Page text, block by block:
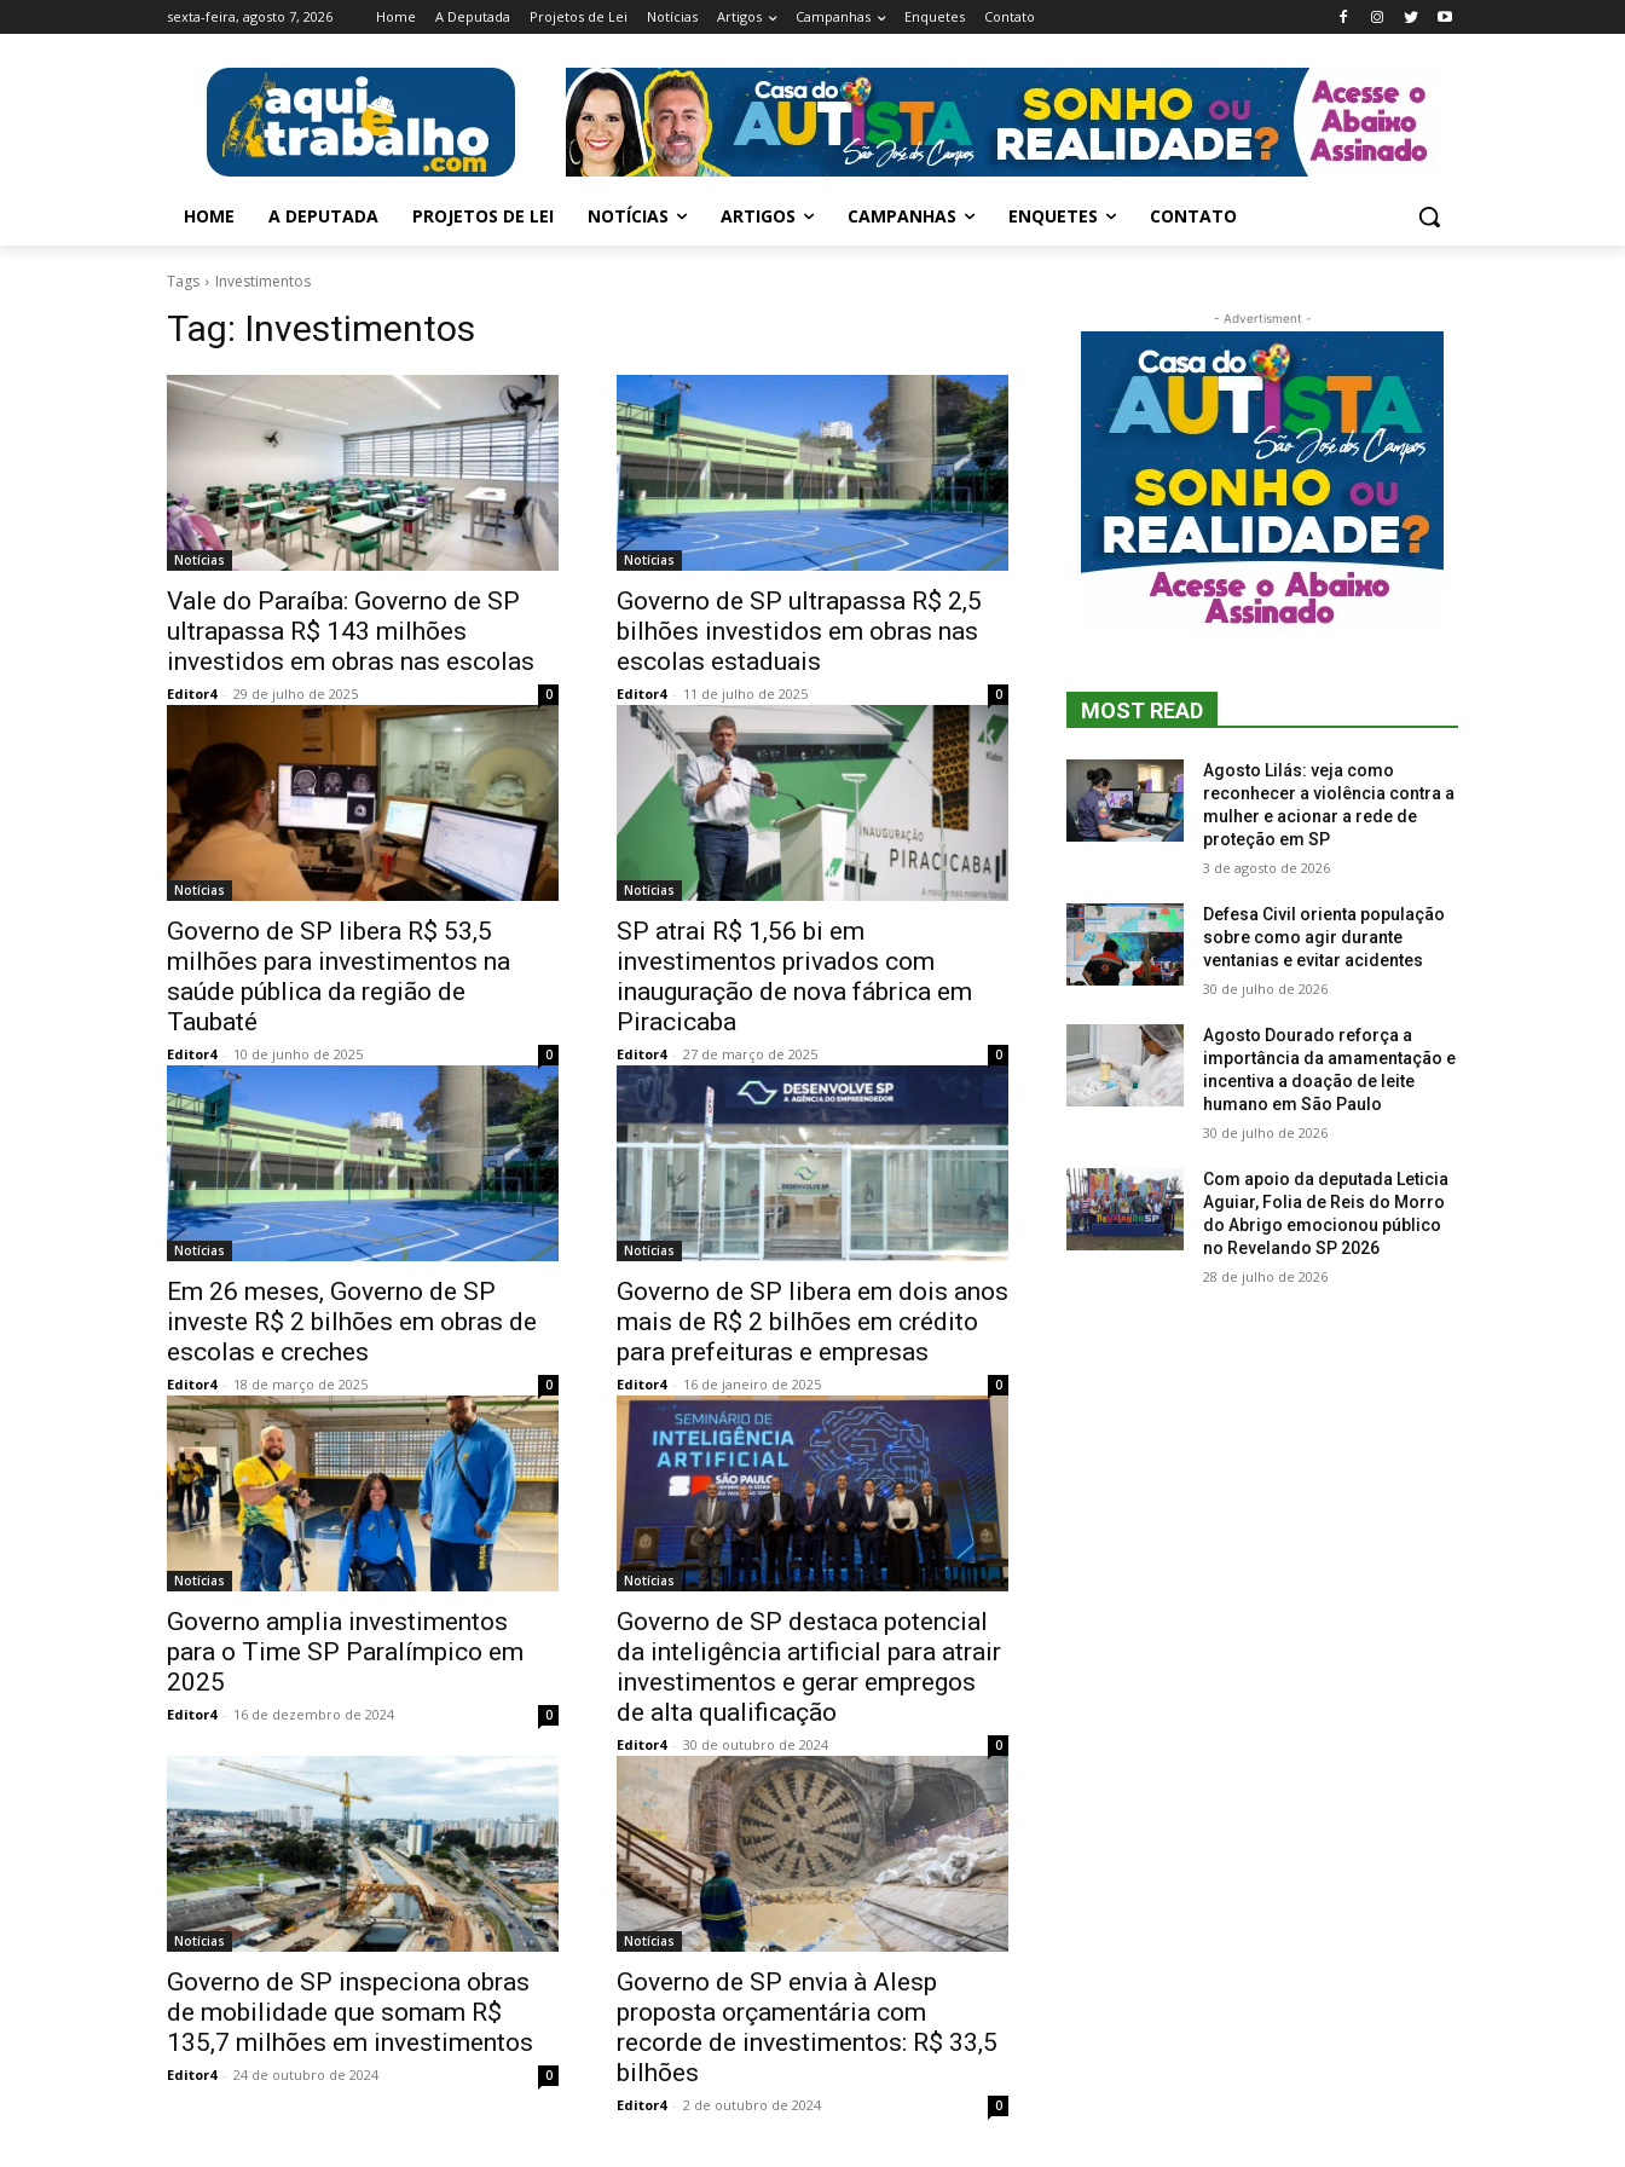
sexta-feira, agosto 7, 2026 Home A Deputada Projetos de Lei Notícias Artigos Campanhas Enquetes Contato
HOME A DEPUTADA PROJETOS DE LEI NOTÍCIAS ARTIGOS CAMPANHAS ENQUETES CONTATO
Tags Investimentos
Tag: Investimentos
Notícias
Vale do Paraíba: Governo de SP
ultrapassa R$ 143 milhões
investidos em obras nas escolas
Editor4 - 29 de julho de 2025 0
Notícias
Governo de SP ultrapassa R$ 2,5
bilhões investidos em obras nas
escolas estaduais
Editor4 - 11 de julho de 2025 0
Notícias
Governo de SP libera R$ 53,5
milhões para investimentos na
saúde pública da região de
Taubaté
Editor4 - 10 de junho de 2025 0
Notícias
SP atrai R$ 1,56 bi em
investimentos privados com
inauguração de nova fábrica em
Piracicaba
Editor4 - 27 de março de 2025 0
Notícias
Em 26 meses, Governo de SP
investe R$ 2 bilhões em obras de
escolas e creches
Editor4 - 18 de março de 2025 0
Notícias
Governo de SP libera em dois anos
mais de R$ 2 bilhões em crédito
para prefeituras e empresas
Editor4 - 16 de janeiro de 2025 0
Notícias
Governo amplia investimentos
para o Time SP Paralímpico em
2025
Editor4 - 16 de dezembro de 2024 0
Notícias
Governo de SP destaca potencial
da inteligência artificial para atrair
investimentos e gerar empregos
de alta qualificação
Editor4 - 30 de outubro de 2024 0
Notícias
Governo de SP inspeciona obras
de mobilidade que somam R$
135,7 milhões em investimentos
Editor4 - 24 de outubro de 2024 0
Notícias
Governo de SP envia à Alesp
proposta orçamentária com
recorde de investimentos: R$ 33,5
bilhões
Editor4 - 2 de outubro de 2024 0
- Advertisment -
MOST READ
Agosto Lilás: veja como
reconhecer a violência contra a
mulher e acionar a rede de
proteção em SP
3 de agosto de 2026
Defesa Civil orienta população
sobre como agir durante
ventanias e evitar acidentes
30 de julho de 2026
Agosto Dourado reforça a
importância da amamentação e
incentiva a doação de leite
humano em São Paulo
30 de julho de 2026
Com apoio da deputada Leticia
Aguiar, Folia de Reis do Morro
do Abrigo emocionou público
no Revelando SP 2026
28 de julho de 2026